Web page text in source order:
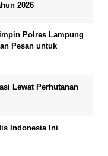
2026
Polres Lampung
Pesan untuk
Lewat Perhutanan
Indonesia Ini